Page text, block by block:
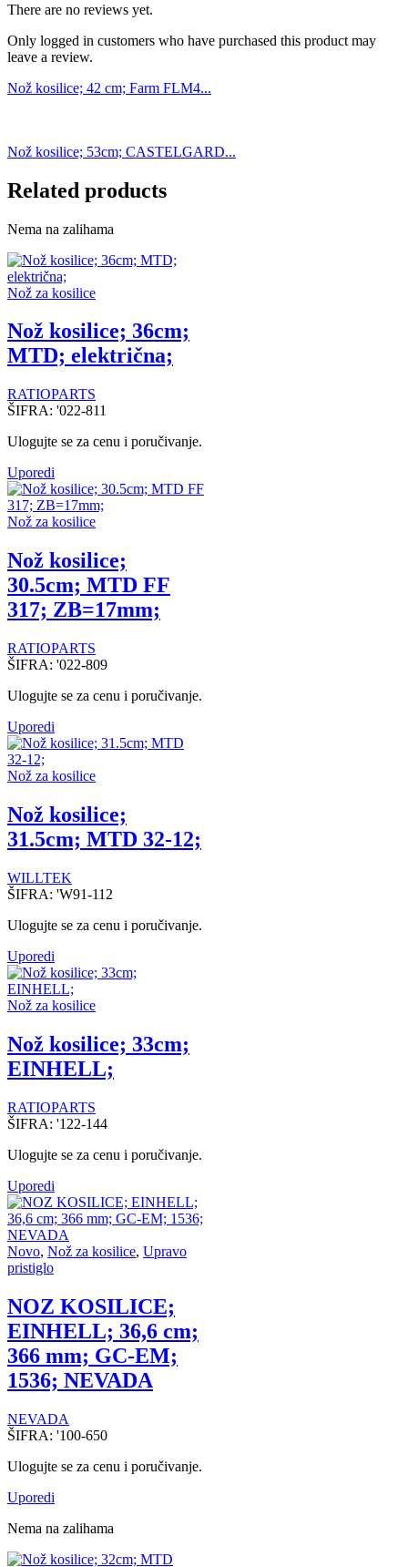
There are no reviews yet.
Only logged in customers who have purchased this product may
leave a review.
Nož kosilice; 42 cm; Farm FLM4...
Nož kosilice; 53cm; CASTELGARD...
Related products
Nema na zalihama
Nož za kosilice
Nož kosilice; 36cm;
MTD; električna;
RATIOPARTS
ŠIFRA: '022-811
Ulogujte se za cenu i poručivanje.
Uporedi
Nož za kosilice
Nož kosilice;
30.5cm; MTD FF
317; ZB=17mm;
RATIOPARTS
ŠIFRA: '022-809
Ulogujte se za cenu i poručivanje.
Uporedi
Nož za kosilice
Nož kosilice;
31.5cm; MTD 32-12;
WILLTEK
ŠIFRA: 'W91-112
Ulogujte se za cenu i poručivanje.
Uporedi
Nož za kosilice
Nož kosilice; 33cm;
EINHELL;
RATIOPARTS
ŠIFRA: '122-144
Ulogujte se za cenu i poručivanje.
Uporedi
Novo, Nož za kosilice, Upravo
pristiglo
NOZ KOSILICE;
EINHELL; 36,6 cm;
366 mm; GC-EM;
1536; NEVADA
NEVADA
ŠIFRA: '100-650
Ulogujte se za cenu i poručivanje.
Uporedi
Nema na zalihama